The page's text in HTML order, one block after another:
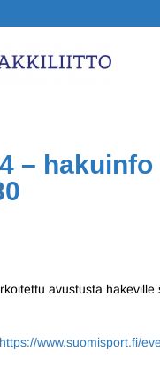
–
avustusta
https://www.suomisport.fi/